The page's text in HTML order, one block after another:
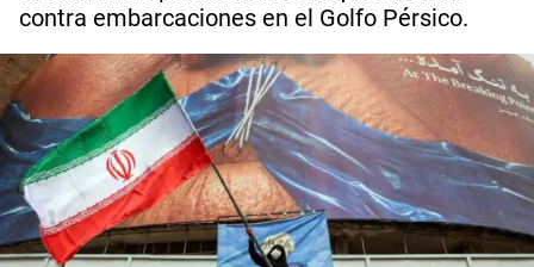
contra embarcaciones en el Golfo Pérsico.